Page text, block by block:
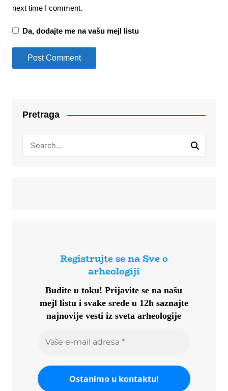
next time I comment.
Da, dodajte me na vašu mejl listu
Pretraga
Registrujte se na Sve o
arheologiji
Budite u toku!Prijavite se na našu
mejl listu i svake srede u 12h saznajte
najnovije vesti iz sveta arheologije